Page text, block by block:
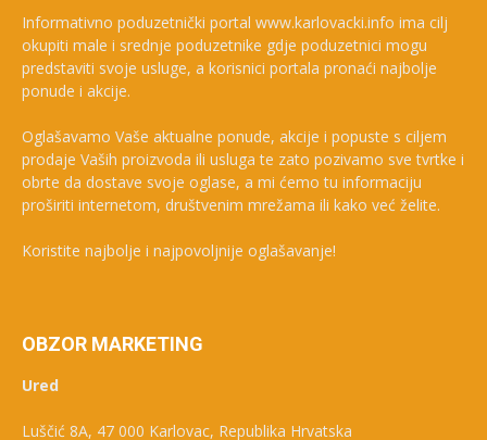
Informativno poduzetnički portal www.karlovacki.info ima cilj
okupiti male i srednje poduzetnike gdje poduzetnici mogu
predstaviti svoje usluge, a korisnici portala pronaći najbolje
ponude i akcije.
Oglašavamo Vaše aktualne ponude, akcije i popuste s ciljem
prodaje Vaših proizvoda ili usluga te zato pozivamo sve tvrtke i
obrte da dostave svoje oglase, a mi ćemo tu informaciju
proširiti internetom, društvenim mrežama ili kako već želite.
Koristite najbolje i najpovoljnije oglašavanje!
OBZOR MARKETING
Ured
Luščić 8A, 47 000 Karlovac, Republika Hrvatska